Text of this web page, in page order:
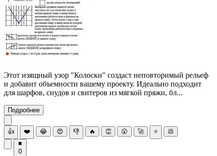
Этот изящный узор "Колоски" создаст неповторимый рельеф
и добавит объемности вашему проекту. Идеально подходит
для шарфов, снудов и свитеров из мягкой пряжи, бл...
Подробнее
👍 ❤️ 😂 😍 👎 🔥 👏 😮 🚀 ⭐ 💩
0